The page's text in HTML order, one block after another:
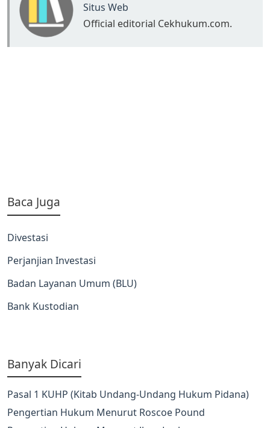
Situs Web
Official editorial Cekhukum.com.
Baca Juga
Divestasi
Perjanjian Investasi
Badan Layanan Umum (BLU)
Bank Kustodian
Banyak Dicari
Pasal 1 KUHP (Kitab Undang-Undang Hukum Pidana)
Pengertian Hukum Menurut Roscoe Pound